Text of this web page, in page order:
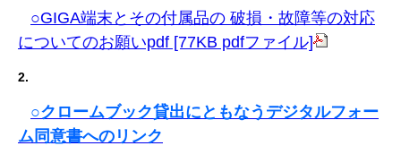
○GIGA端末とその付属品の 破損・故障等の対応
についてのお願いpdf [77KB pdfファイル]
2.
○クロームブック貸出にともなうデジタルフォー
ム同意書へのリンク